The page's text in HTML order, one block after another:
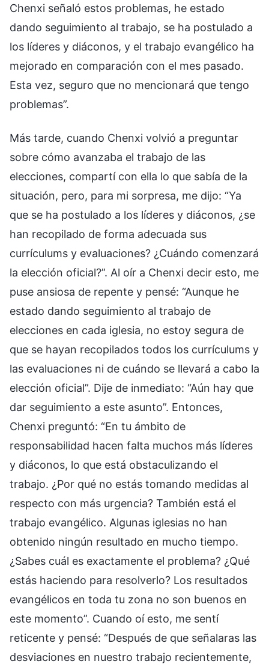
Chenxi señaló estos problemas, he estado
dando seguimiento al trabajo, se ha postulado a
los líderes y diáconos, y el trabajo evangélico ha
mejorado en comparación con el mes pasado.
Esta vez, seguro que no mencionará que tengo
problemas”.
Más tarde, cuando Chenxi volvió a preguntar
sobre cómo avanzaba el trabajo de las
elecciones, compartí con ella lo que sabía de la
situación, pero, para mi sorpresa, me dijo: “Ya
que se ha postulado a los líderes y diáconos, ¿se
han recopilado de forma adecuada sus
currículums y evaluaciones? ¿Cuándo comenzará
la elección oficial?”. Al oír a Chenxi decir esto, me
puse ansiosa de repente y pensé: “Aunque he
estado dando seguimiento al trabajo de
elecciones en cada iglesia, no estoy segura de
que se hayan recopilados todos los currículums y
las evaluaciones ni de cuándo se llevará a cabo la
elección oficial”. Dije de inmediato: “Aún hay que
dar seguimiento a este asunto”. Entonces,
Chenxi preguntó: “En tu ámbito de
responsabilidad hacen falta muchos más líderes
y diáconos, lo que está obstaculizando el
trabajo. ¿Por qué no estás tomando medidas al
respecto con más urgencia? También está el
trabajo evangélico. Algunas iglesias no han
obtenido ningún resultado en mucho tiempo.
¿Sabes cuál es exactamente el problema? ¿Qué
estás haciendo para resolverlo? Los resultados
evangélicos en toda tu zona no son buenos en
este momento”. Cuando oí esto, me sentí
reticente y pensé: “Después de que señalaras las
desviaciones en nuestro trabajo recientemente,